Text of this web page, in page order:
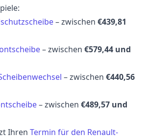
– zwischen €439,81
– zwischen €579,44 und
– zwischen €440,56
– zwischen €489,57 und
Ihren Termin für den Renault-